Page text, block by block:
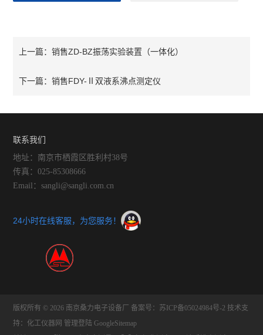
上一篇：销售ZD-BZ振荡实验装置（一体化）
下一篇：销售FDY-Ⅱ双液系沸点测定仪
联系我们
地址：南京市栖霞区胜利村38号
传真：025-85308666
Email：sangli@sangli.com.cn
24小时在线客服，为您服务！
版权所有 © 2026 南京桑力电子设备厂 备案号：苏ICP备05024984号-2 技术支
持： 化工仪器网 管理登陆 GoogleSitemap